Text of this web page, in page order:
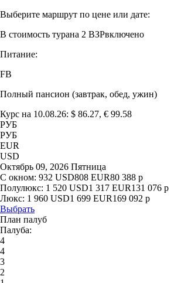
Выберите маршрут по цене или дате:
В стоимость турана 2 ВЗРвключено
Питание:
FB
Полный пансион (завтрак, обед, ужин)
Курс на 10.08.26: $ 86.27, € 99.58
РУБ
РУБ
EUR
USD
Октябрь 09, 2026 Пятница
С окном: 932 USD808 EUR80 388 р
Полулюкс: 1 520 USD1 317 EUR131 076 р
Люкс: 1 960 USD1 699 EUR169 092 р
Выбрать
План палуб
Палуба:
4
4
3
2